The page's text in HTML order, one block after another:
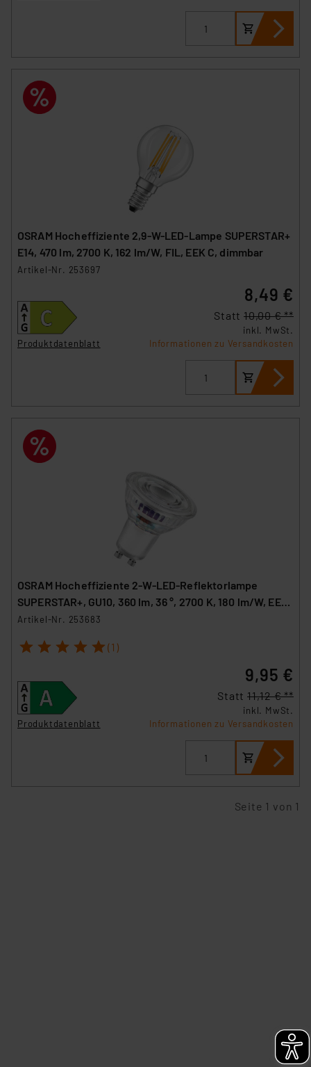
OSRAM Hocheffiziente 2,9-W-LED-Lampe SUPERSTAR+
E14, 470 lm, 2700 K, 162 lm/W, FIL, EEK C, dimmbar
Artikel-Nr. 253697
Produktdatenblatt
8,49 €
Statt 10,00 € **
inkl. MwSt.
Informationen zu Versandkosten
OSRAM Hocheffiziente 2-W-LED-Reflektorlampe
SUPERSTAR+, GU10, 360 lm, 36 °, 2700 K, 180 lm/W, EEK
A
Artikel-Nr. 253683
1 2 3 4 5 (1)
Produktdatenblatt
9,95 €
Statt 11,12 € **
inkl. MwSt.
Informationen zu Versandkosten
Seite 1 von 1